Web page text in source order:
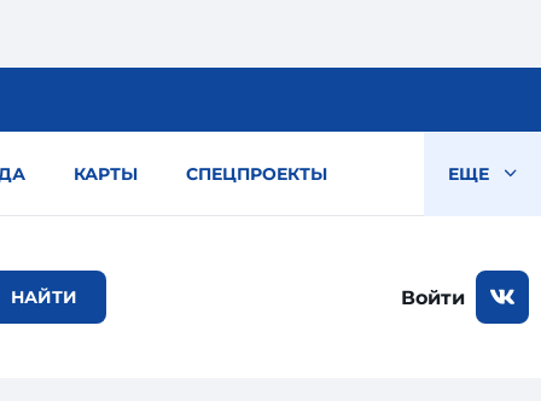
КАРТЫ СПЕЦПРОЕКТЫ ЕЩЕ
Войти